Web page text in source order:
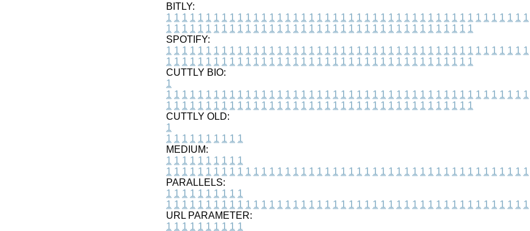
BITLY:
1 1 1 1 1 1 1 1 1 1 1 1 1 1 1 1 1 1 1 1 1 1 1 1 1 1 1 1 1 1 1 1 1 1 1 1 1 1 1 1 1 1 1 1 1 1
1 1 1 1 1 1 1 1 1 1 1 1 1 1 1 1 1 1 1 1 1 1 1 1 1 1 1 1 1 1 1 1 1 1 1 1 1 1 1
SPOTIFY:
1 1 1 1 1 1 1 1 1 1 1 1 1 1 1 1 1 1 1 1 1 1 1 1 1 1 1 1 1 1 1 1 1 1 1 1 1 1 1 1 1 1 1 1 1 1
1 1 1 1 1 1 1 1 1 1 1 1 1 1 1 1 1 1 1 1 1 1 1 1 1 1 1 1 1 1 1 1 1 1 1 1 1 1 1
CUTTLY BIO:
1
1 1 1 1 1 1 1 1 1 1 1 1 1 1 1 1 1 1 1 1 1 1 1 1 1 1 1 1 1 1 1 1 1 1 1 1 1 1 1 1 1 1 1 1 1 1
1 1 1 1 1 1 1 1 1 1 1 1 1 1 1 1 1 1 1 1 1 1 1 1 1 1 1 1 1 1 1 1 1 1 1 1 1 1 1
CUTTLY OLD:
1
1 1 1 1 1 1 1 1 1 1
MEDIUM:
1 1 1 1 1 1 1 1 1 1
1 1 1 1 1 1 1 1 1 1 1 1 1 1 1 1 1 1 1 1 1 1 1 1 1 1 1 1 1 1 1 1 1 1 1 1 1 1 1 1 1 1 1 1 1 1
PARALLELS:
1 1 1 1 1 1 1 1 1 1
1 1 1 1 1 1 1 1 1 1 1 1 1 1 1 1 1 1 1 1 1 1 1 1 1 1 1 1 1 1 1 1 1 1 1 1 1 1 1 1 1 1 1 1 1 1
URL PARAMETER:
1 1 1 1 1 1 1 1 1 1